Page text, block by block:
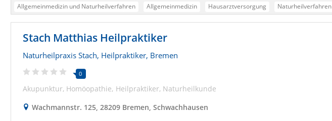
Allgemeinmedizin und Naturheilverfahren Allgemeinmedizin Hausarztversorgung Naturheilverfahren
Stach Matthias Heilpraktiker
Naturheilpraxis Stach, Heilpraktiker, Bremen
0
Akupunktur Homöopathie Heilpraktiker Naturheilkunde
Wachmannstr. 125, 28209 Bremen, Schwachhausen